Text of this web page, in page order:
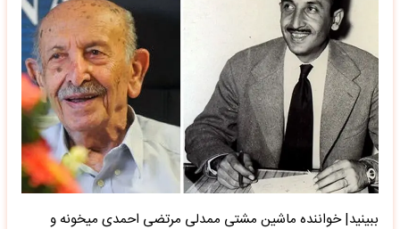
ببینید| خواننده ماشین مشتی ممدلی مرتضی احمدی میخونه و